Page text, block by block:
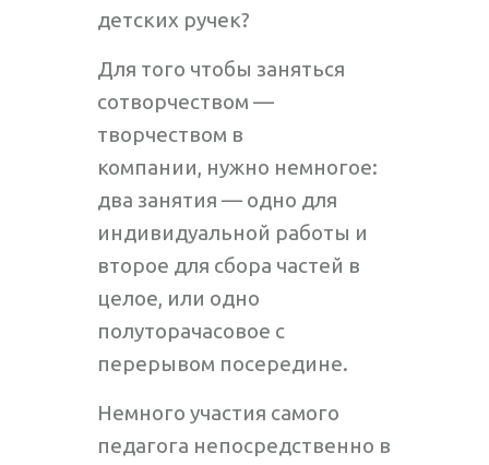
детских ручек?
Для того чтобы заняться
сотворчеством —
творчеством в
компании, нужно немногое:
два занятия — одно для
индивидуальной работы и
второе для сбора частей в
целое, или одно
полуторачасовое с
перерывом посередине.
Немного участия самого
педагога непосредственно в